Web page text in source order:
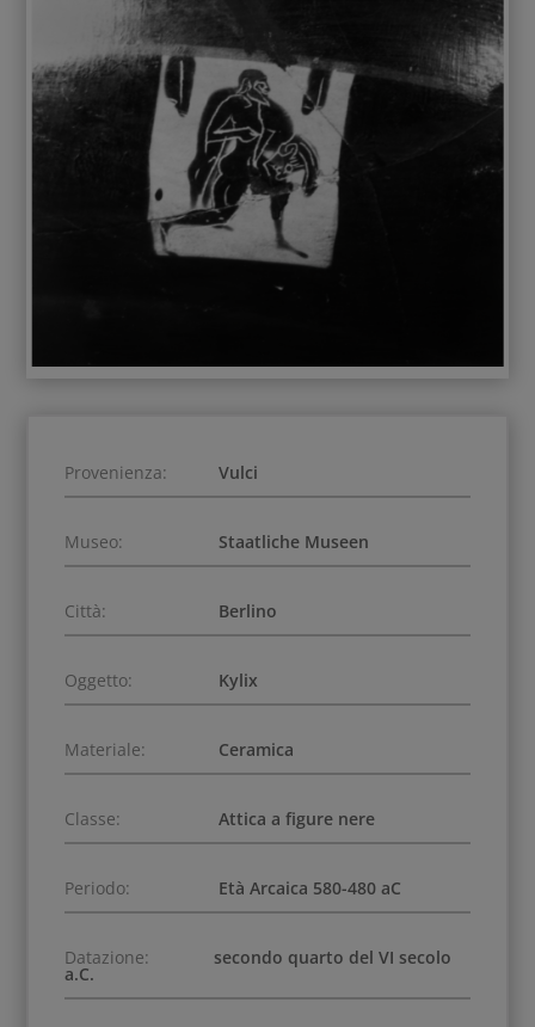
Provenienza: Vulci
Museo: Staatliche Museen
Città: Berlino
Oggetto: Kylix
Materiale: Ceramica
Classe: Attica a figure nere
Periodo: Età Arcaica 580-480 aC
Datazione: secondo quarto del VI secolo
a.C.